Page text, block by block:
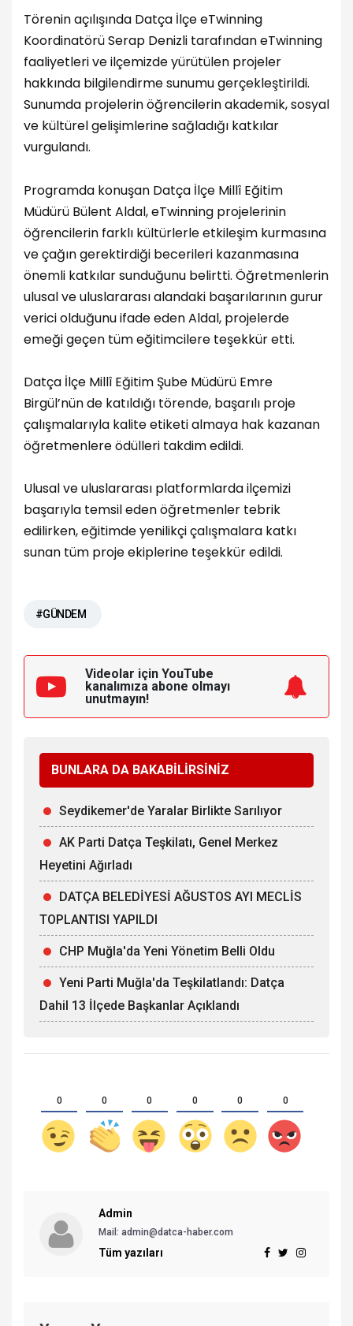
Törenin açılışında Datça İlçe eTwinning
Koordinatörü Serap Denizli tarafından eTwinning
faaliyetleri ve ilçemizde yürütülen projeler
hakkında bilgilendirme sunumu gerçekleştirildi.
Sunumda projelerin öğrencilerin akademik, sosyal
ve kültürel gelişimlerine sağladığı katkılar
vurgulandı.
Programda konuşan Datça İlçe Millî Eğitim
Müdürü Bülent Aldal, eTwinning projelerinin
öğrencilerin farklı kültürlerle etkileşim kurmasına
ve çağın gerektirdiği becerileri kazanmasına
önemli katkılar sunduğunu belirtti. Öğretmenlerin
ulusal ve uluslararası alandaki başarılarının gurur
verici olduğunu ifade eden Aldal, projelerde
emeği geçen tüm eğitimcilere teşekkür etti.
Datça İlçe Millî Eğitim Şube Müdürü Emre
Birgül’nün de katıldığı törende, başarılı proje
çalışmalarıyla kalite etiketi almaya hak kazanan
öğretmenlere ödülleri takdim edildi.
Ulusal ve uluslararası platformlarda ilçemizi
başarıyla temsil eden öğretmenler tebrik
edilirken, eğitimde yenilikçi çalışmalara katkı
sunan tüm proje ekiplerine teşekkür edildi.
#GÜNDEM
Videolar için YouTube
kanalımıza abone olmayı
unutmayın!
BUNLARA DA BAKABİLİRSİNİZ
Seydikemer'de Yaralar Birlikte Sarılıyor
AK Parti Datça Teşkilatı, Genel Merkez
Heyetini Ağırladı
DATÇA BELEDİYESİ AĞUSTOS AYI MECLİS
TOPLANTISI YAPILDI
CHP Muğla'da Yeni Yönetim Belli Oldu
Yeni Parti Muğla'da Teşkilatlandı: Datça
Dahil 13 İlçede Başkanlar Açıklandı
0 0 0 0 0 0
Admin
Mail: admin@datca-haber.com
Tüm yazıları